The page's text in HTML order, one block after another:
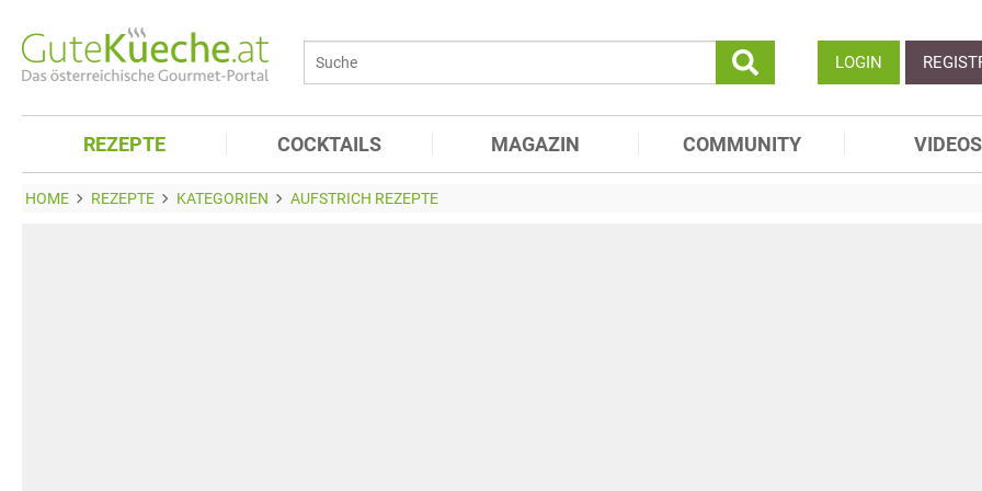
LOGIN
REZEPTE COCKTAILS MAGAZIN COMMUNITY VIDEOS
HOME REZEPTE KATEGORIEN AUFSTRICH REZEPTE